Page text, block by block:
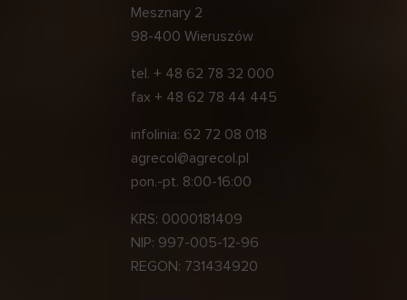
Mesznary 2
98-400 Wieruszów
tel. + 48 62 78 32 000
fax + 48 62 78 44 445
infolinia: 62 72 08 018
agrecol@agrecol.pl
pon.-pt. 8:00-16:00
KRS: 0000181409
NIP: 997-005-12-96
REGON: 731434920